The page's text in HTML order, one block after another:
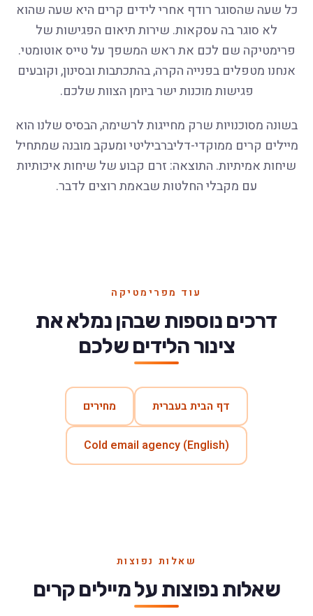
כל שעה שהסוגר רודף אחרי לידים קרים היא שעה שהוא
לא סוגר בה עסקאות. שירות תיאום הפגישות של
פרימטיקה שם לכם את ראש המשפך על טייס אוטומטי.
אנחנו מטפלים בפנייה הקרה, בהתכתבות ובסינון, וקובעים
פגישות מוכנות ישר ביומן הצוות שלכם.
בשונה מסוכנויות שרק מחייגות לרשימה, הבסיס שלנו הוא
מיילים קרים ממוקדי-דליברביליטי ומעקב מובנה שמתחיל
שיחות אמיתיות. התוצאה: זרם קבוע של שיחות איכותיות
עם מקבלי החלטות שבאמת רוצים לדבר.
עוד מפרימטיקה
דרכים נוספות שבהן נמלא את
צינור הלידים שלכם
דף הבית בעברית מחירים
Cold email agency (English)
שאלות נפוצות
שאלות נפוצות על מיילים קרים